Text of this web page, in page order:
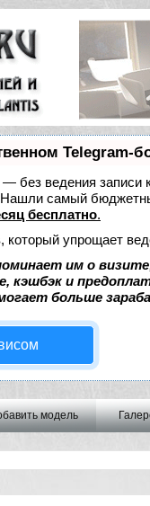
Telegram-
— без ведения
Нашли самый
бесплатно.
который упрощает
им о
кэшбэк и
больше
модель